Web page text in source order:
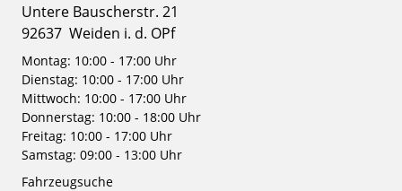
Untere Bauscherstr. 21
92637 Weiden i. d. OPf
Montag: 10:00 - 17:00 Uhr
Dienstag: 10:00 - 17:00 Uhr
Mittwoch: 10:00 - 17:00 Uhr
Donnerstag: 10:00 - 18:00 Uhr
Freitag: 10:00 - 17:00 Uhr
Samstag: 09:00 - 13:00 Uhr
Fahrzeugsuche